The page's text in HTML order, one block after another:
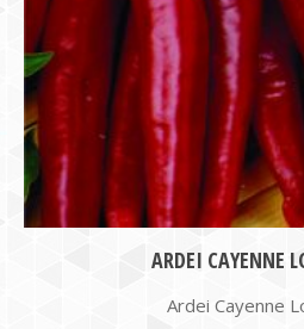
ARDEI CAYENNE
Ardei Cayenne